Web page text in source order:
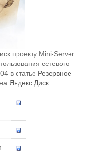
проекту Mini-Server.
сетевого
в статье Резервное
Яндекс Диск.